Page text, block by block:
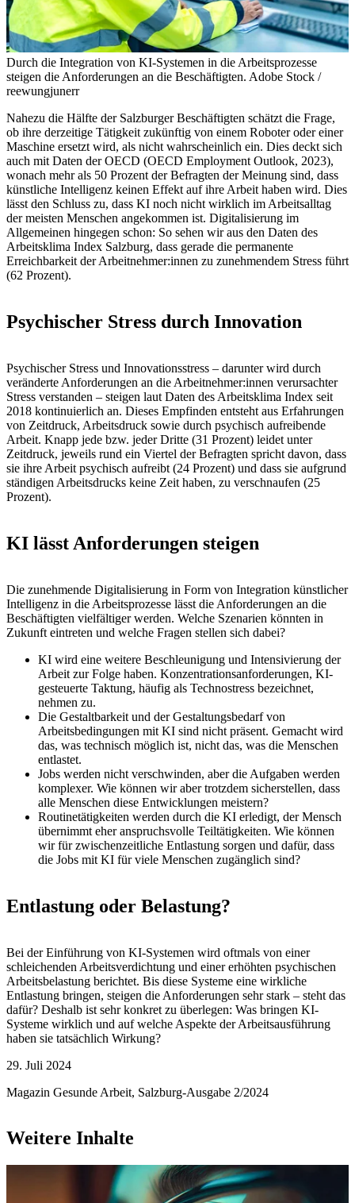
Durch die Integration von KI-Systemen in die Arbeitsprozesse
steigen die Anforderungen an die Beschäftigten. Adobe Stock /
reewungjunerr
Nahezu die Hälfte der Salzburger Beschäftigten schätzt die Frage,
ob ihre derzeitige Tätigkeit zukünftig von einem Roboter oder einer
Maschine ersetzt wird, als nicht wahrscheinlich ein. Dies deckt sich
auch mit Daten der OECD (OECD Employment Outlook, 2023),
wonach mehr als 50 Prozent der Befragten der Meinung sind, dass
künstliche Intelligenz keinen Effekt auf ihre Arbeit haben wird. Dies
lässt den Schluss zu, dass KI noch nicht wirklich im Arbeitsalltag
der meisten Menschen angekommen ist. Digitalisierung im
Allgemeinen hingegen schon: So sehen wir aus den Daten des
Arbeitsklima Index Salzburg, dass gerade die permanente
Erreichbarkeit der Arbeitnehmer:innen zu zunehmendem Stress führt
(62 Prozent).
Psychischer Stress durch Innovation
Psychischer Stress und Innovationsstress – darunter wird durch
veränderte Anforderungen an die Arbeitnehmer:innen verursachter
Stress verstanden – steigen laut Daten des Arbeitsklima Index seit
2018 kontinuierlich an. Dieses Empfinden entsteht aus Erfahrungen
von Zeitdruck, Arbeitsdruck sowie durch psychisch aufreibende
Arbeit. Knapp jede bzw. jeder Dritte (31 Prozent) leidet unter
Zeitdruck, jeweils rund ein Viertel der Befragten spricht davon, dass
sie ihre Arbeit psychisch aufreibt (24 Prozent) und dass sie aufgrund
ständigen Arbeitsdrucks keine Zeit haben, zu verschnaufen (25
Prozent).
KI lässt Anforderungen steigen
Die zunehmende Digitalisierung in Form von Integration künstlicher
Intelligenz in die Arbeitsprozesse lässt die Anforderungen an die
Beschäftigten vielfältiger werden. Welche Szenarien könnten in
Zukunft eintreten und welche Fragen stellen sich dabei?
KI wird eine weitere Beschleunigung und Intensivierung der
Arbeit zur Folge haben. Konzentrationsanforderungen, KI-
gesteuerte Taktung, häufig als Technostress bezeichnet,
nehmen zu.
Die Gestaltbarkeit und der Gestaltungsbedarf von
Arbeitsbedingungen mit KI sind nicht präsent. Gemacht wird
das, was technisch möglich ist, nicht das, was die Menschen
entlastet.
Jobs werden nicht verschwinden, aber die Aufgaben werden
komplexer. Wie können wir aber trotzdem sicherstellen, dass
alle Menschen diese Entwicklungen meistern?
Routinetätigkeiten werden durch die KI erledigt, der Mensch
übernimmt eher anspruchsvolle Teiltätigkeiten. Wie können
wir für zwischenzeitliche Entlastung sorgen und dafür, dass
die Jobs mit KI für viele Menschen zugänglich sind?
Entlastung oder Belastung?
Bei der Einführung von KI-Systemen wird oftmals von einer
schleichenden Arbeitsverdichtung und einer erhöhten psychischen
Arbeitsbelastung berichtet. Bis diese Systeme eine wirkliche
Entlastung bringen, steigen die Anforderungen sehr stark – steht das
dafür? Deshalb ist sehr konkret zu überlegen: Was bringen KI-
Systeme wirklich und auf welche Aspekte der Arbeitsausführung
haben sie tatsächlich Wirkung?
29. Juli 2024
Magazin Gesunde Arbeit, Salzburg-Ausgabe 2/2024
Weitere Inhalte